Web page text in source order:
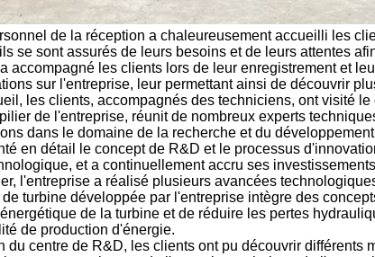
de la réception a chaleureusement accueilli les
se sont assurés de leurs besoins et de leurs attentes
accompagné les clients lors de leur enregistrement et
sur l'entreprise, leur permettant ainsi de découvrir
les clients, accompagnés des techniciens, ont visité
de l'entreprise, réunit de nombreux experts
dans le domaine de la recherche et du
en détail le concept de R&D et le processus
et a continuellement accru ses
l'entreprise a réalisé plusieurs avancées
turbine développée par l'entreprise intègre des
de la turbine et de réduire les pertes
de production d'énergie.
du centre de R&D, les clients ont pu découvrir